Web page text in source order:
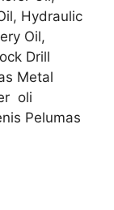
Hydraulic
Oil,
Drill
Metal
oli
Pelumas